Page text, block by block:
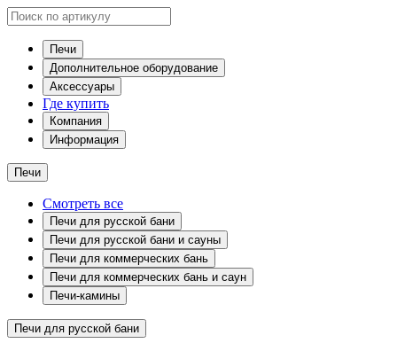
Печи
Дополнительное оборудование
Аксессуары
Где купить
Компания
Информация
Печи
Смотреть все
Печи для русской бани
Печи для русской бани и сауны
Печи для коммерческих бань
Печи для коммерческих бань и саун
Печи-камины
Печи для русской бани